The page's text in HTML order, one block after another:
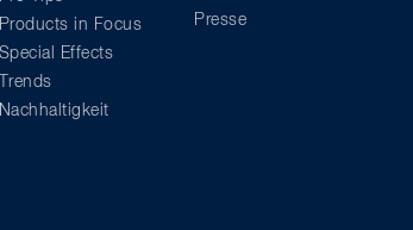
Products in Focus
Special Effects
Trends
Nachhaltigkeit
Presse